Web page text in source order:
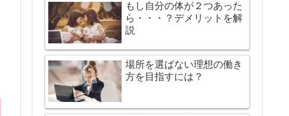
もし自分の体が２つあった
ら・・・？デメリットを解
説
場所を選ばない理想の働き
方を目指すには？